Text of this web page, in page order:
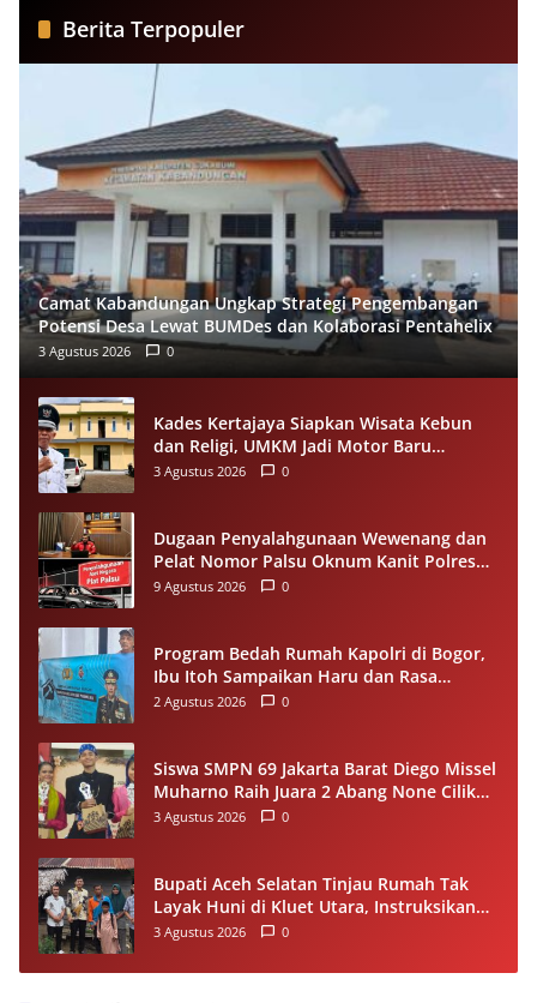
Berita Terpopuler
Camat Kabandungan Ungkap Strategi Pengembangan
Potensi Desa Lewat BUMDes dan Kolaborasi Pentahelix
3 Agustus 2026 0
Kades Kertajaya Siapkan Wisata Kebun
dan Religi, UMKM Jadi Motor Baru
Ekonomi Desa
3 Agustus 2026 0
Dugaan Penyalahgunaan Wewenang dan
Pelat Nomor Palsu Oknum Kanit Polres
Sabang Disorot, Propam Didesak
9 Agustus 2026 0
Program Bedah Rumah Kapolri di Bogor,
Ibu Itoh Sampaikan Haru dan Rasa
Syukur
2 Agustus 2026 0
Siswa SMPN 69 Jakarta Barat Diego Missel
Muharno Raih Juara 2 Abang None Cilik
dan Remaja Kencur 2026
3 Agustus 2026 0
Bupati Aceh Selatan Tinjau Rumah Tak
Layak Huni di Kluet Utara, Instruksikan
Masuk Program Bantuan Rumah 2027
3 Agustus 2026 0